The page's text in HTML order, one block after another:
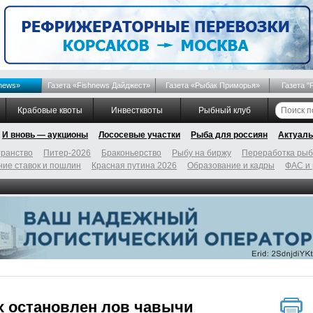
Газета «Fishnews Дайджест» Газета «Рыбак Приморья» Газета
Крабовые квоты Инвестквоты Рыбный клуб
И вновь — аукционы Лососевые участки Рыба для россиян
Питер-2026 Браконьерство Рыбу на биржу
Переработка
ставок и пошлин
Красная путина 2026 Образование и кадры ФАС и
лов чавычи